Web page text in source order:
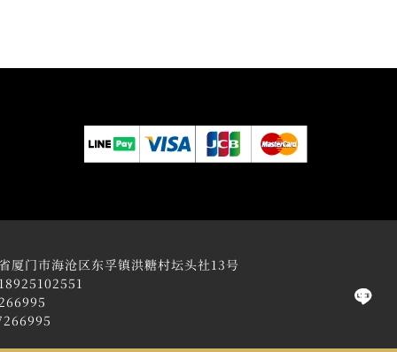
厦门市海沧区东孚镇洪糖村坛头社13号